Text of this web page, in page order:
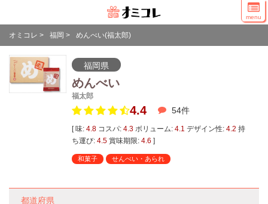
menu
オミコレ > 福岡 > めんべい(福太郎)
福岡県
めんべい
福太郎
4.4 54件
[ 味: 4.8コスパ: 4.3ボリューム: 4.1 デザイン性: 4.2 持
ち運び: 4.5賞味期限: 4.6 ]
和菓子 せんべい・あられ
都道府県